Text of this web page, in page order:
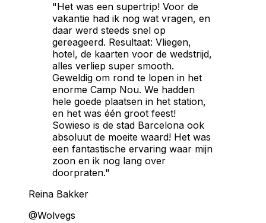
"Het was een supertrip! Voor de
vakantie had ik nog wat vragen, en
daar werd steeds snel op
gereageerd. Resultaat: Vliegen,
hotel, de kaarten voor de wedstrijd,
alles verliep super smooth.
Geweldig om rond te lopen in het
enorme Camp Nou. We hadden
hele goede plaatsen in het station,
en het was één groot feest!
Sowieso is de stad Barcelona ook
absoluut de moeite waard! Het was
een fantastische ervaring waar mijn
zoon en ik nog lang over
doorpraten."
Reina Bakker
@Wolvegs